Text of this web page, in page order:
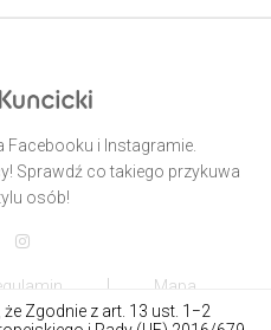
Zgodnie z art. 13 ust. 1−2
Facebooku i Instagramie.
Sprawdź co takiego przykuwa
osób!
sklepu
Mapa
strony